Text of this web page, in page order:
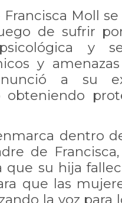
Moll
de sufrir
y
y
a su
obteniendo
dentro
de
que su hija
que las
la voz